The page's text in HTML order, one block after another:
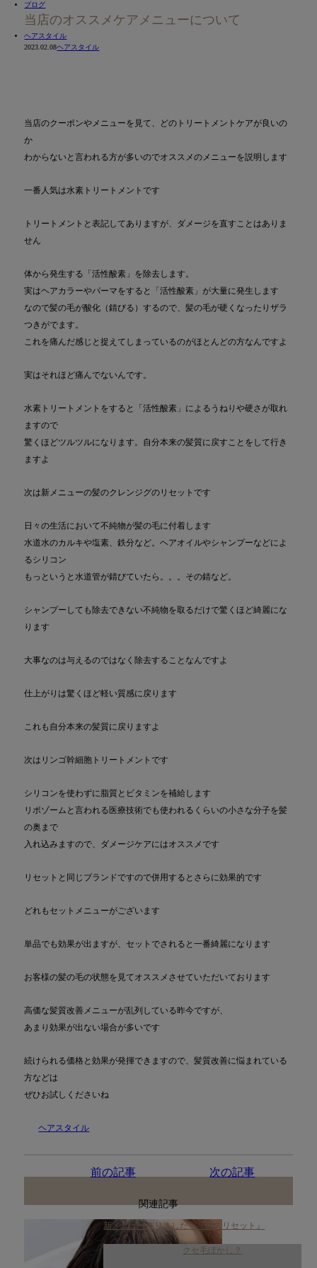
ブログ
ヘアスタイル
当店のオススメケアメニューについて
2023.02.08ヘアスタイル
当店のクーポンやメニューを見て、どのトリートメントケアが良いの
か
わからないと言われる方が多いのでオススメのメニューを説明します
一番人気は水素トリートメントです
トリートメントと表記してありますが、ダメージを直すことはありま
せん
体から発生する「活性酸素」を除去します。
実はヘアカラーやパーマをすると「活性酸素」が大量に発生します
なので髪の毛が酸化（錆びる）するので、髪の毛が硬くなったりザラ
つきがでます。
これを痛んだ感じと捉えてしまっているのがほとんどの方なんですよ
実はそれほど痛んでないんです。
水素トリートメントをすると「活性酸素」によるうねりや硬さが取れ
ますので
驚くほどツルツルになります。自分本来の髪質に戻すことをして行き
ますよ
次は新メニューの髪のクレンジグのリセットです
日々の生活において不純物が髪の毛に付着します
水道水のカルキや塩素、鉄分など。ヘアオイルやシャンプーなどによ
るシリコン
もっというと水道管が錆びていたら。。。その錆など。
シャンプーしても除去できない不純物を取るだけで驚くほど綺麗にな
ります
大事なのは与えるのではなく除去することなんですよ
仕上がりは驚くほど軽い質感に戻ります
これも自分本来の髪質に戻りますよ
次はリンゴ幹細胞トリートメントです
シリコンを使わずに脂質とビタミンを補給します
リポゾームと言われる医療技術でも使われるくらいの小さな分子を髪
の奥まで
入れ込みますので、ダメージケアにはオススメです
リセットと同じブランドですので併用するとさらに効果的です
どれもセットメニューがございます
単品でも効果が出ますが、セットでされると一番綺麗になります
お客様の髪の毛の状態を見てオススメさせていただいております
高価な髪質改善メニューが乱列している昨今ですが、
あまり効果が出ない場合が多いです
続けられる価格と効果が発揮できますので、髪質改善に悩まれている
方などは
ぜひお試しくださいね
ヘアスタイル
前の記事 次の記事
関連記事
新メニュー作りました 『髪のリセット』
クセ毛ぼかし？